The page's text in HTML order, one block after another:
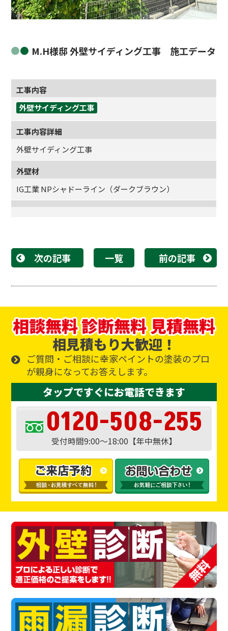
M.H様邸 外壁サイディング工事 施工データ
工事内容
外壁サイディング工事
工事内容詳細
外壁サイディング工事
外壁材
IG工業 NPシャドーライン（ダークブラウン）
次の記事 一覧 前の記事
相見積もり大歓迎！
ご質問・ご相談に幸家ペイントの塗装のプロ
が親身になってお答えします。
タップですぐにお電話できます
0120-508-255
受付時間9:00～18:00【年中無休】